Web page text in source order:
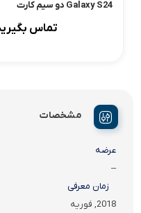
Galaxy S24 دو سیم کارت
تماس
مشخصات
عرضه
–
زمان معرفی
2018, فوریه